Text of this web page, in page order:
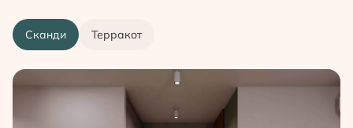
Сканди Терракот